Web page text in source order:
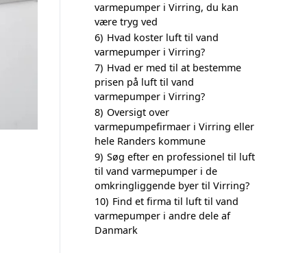
varmepumper i Virring, du kan
være tryg ved
6) Hvad koster luft til vand
varmepumper i Virring?
7) Hvad er med til at bestemme
prisen på luft til vand
varmepumper i Virring?
8) Oversigt over
varmepumpefirmaer i Virring eller
hele Randers kommune
9) Søg efter en professionel til luft
til vand varmepumper i de
omkringliggende byer til Virring?
10) Find et firma til luft til vand
varmepumper i andre dele af
Danmark